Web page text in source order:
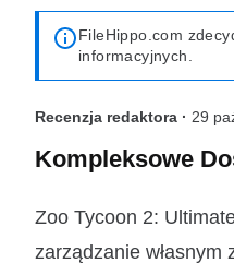
FileHippo.com
informacyjnych.
Recenzja redaktora · 29
Kompleksowe
Zoo Tycoon 2:
zarządzanie własnym